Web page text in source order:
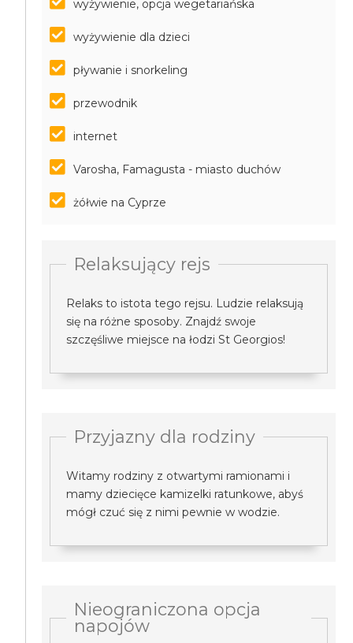
wyżywienie, opcja wegetariańska
wyżywienie dla dzieci
pływanie i snorkeling
przewodnik
internet
Varosha, Famagusta - miasto duchów
żółwie na Cyprze
Relaksujący rejs
Relaks to istota tego rejsu. Ludzie relaksują
się na różne sposoby. Znajdź swoje
szczęśliwe miejsce na łodzi St Georgios!
Przyjazny dla rodziny
Witamy rodziny z otwartymi ramionami i
mamy dziecięce kamizelki ratunkowe, abyś
mógł czuć się z nimi pewnie w wodzie.
Nieograniczona opcja
napojów